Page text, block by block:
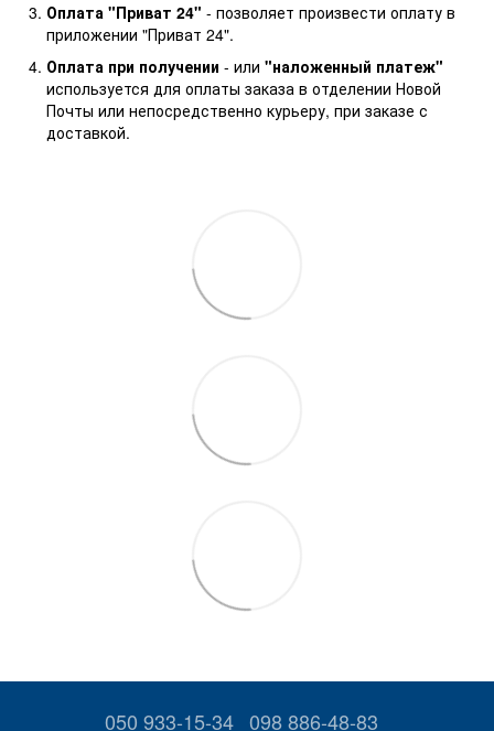
Оплата "Приват 24" - позволяет произвести оплату в
приложении "Приват 24".
Оплата при получении - или "наложенный платеж"
используется для оплаты заказа в отделении Новой
Почты или непосредственно курьеру, при заказе с
доставкой.
050 933-15-34 098 886-48-83